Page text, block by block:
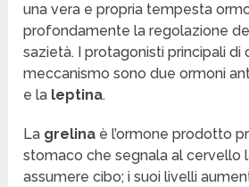
una vera e propria tempesta
profondamente la regolazione
sazietà. I protagonisti principali di
meccanismo sono due ormoni
e la leptina.
La grelina è l’ormone prodotto
stomaco che segnala al cervello
assumere cibo; i suoi livelli